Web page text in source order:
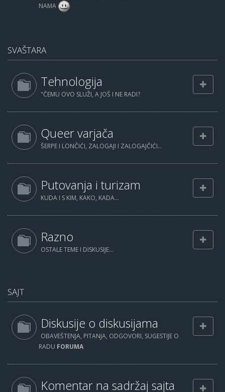
NAMA
SVAŠTARA
Tehnologija
"ČEMU OVO SLUŽI, A JOŠ I NE RADI?
Queer varjača
ŠERPE I LONČIĆI, ZALOGAJI I ZALOGAJČIĆI...
Putovanja i turizam
KUDA I S KIM, KAKO, KADA...
Razno
OSTALE TEME I DISKUSIJE...
SAJT
Diskusije o diskusijama
OBAVEŠTENJA, PITANJA, ODGOVORI, SUGESTIJE O
RADU FORUMA
Komentar na sadržaj sajta